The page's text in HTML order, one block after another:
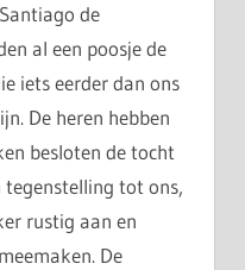
de
al een poosje de
iets eerder dan ons
De heren hebben
besloten de tocht
tegenstelling tot ons,
rustig aan en
De